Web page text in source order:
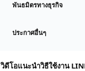
พันธมิตรทางธุรกิจ
ประกาศอื่นๆ
วิดีโอแนะนำวิธีใช้งาน